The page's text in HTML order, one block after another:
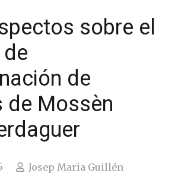
sobre el
de
de Mossèn
Josep Maria Guillén